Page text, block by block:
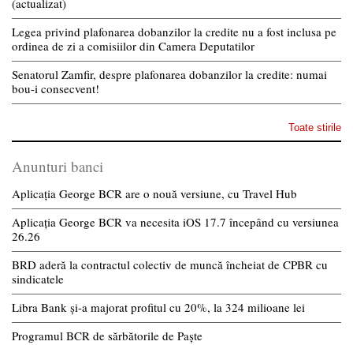
(actualizat)
Legea privind plafonarea dobanzilor la credite nu a fost inclusa pe
ordinea de zi a comisiilor din Camera Deputatilor
Senatorul Zamfir, despre plafonarea dobanzilor la credite: numai
bou-i consecvent!
Toate stirile
Anunturi banci
Aplicația George BCR are o nouă versiune, cu Travel Hub
Aplicația George BCR va necesita iOS 17.7 începând cu versiunea
26.26
BRD aderă la contractul colectiv de muncă încheiat de CPBR cu
sindicatele
Libra Bank și-a majorat profitul cu 20%, la 324 milioane lei
Programul BCR de sărbătorile de Paște